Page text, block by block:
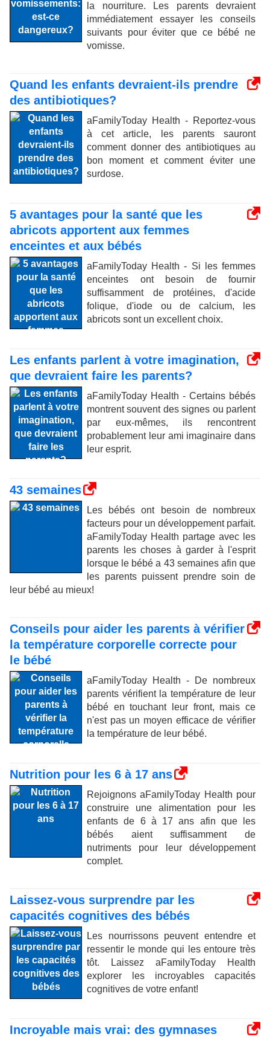
la nourriture. Les parents devraient
immédiatement essayer les conseils
suivants pour éviter que ce bébé ne
vomisse.
Quand les enfants devraient-ils prendre
des antibiotiques?
aFamilyToday Health - Reportez-vous
à cet article, les parents sauront
comment donner des antibiotiques au
bon moment et comment éviter une
surdose.
5 avantages pour la santé que les
abricots apportent aux femmes
enceintes et aux bébés
aFamilyToday Health - Si les femmes
enceintes ont besoin de fournir
suffisamment de protéines, d'acide
folique, d'iode ou de calcium, les
abricots sont un excellent choix.
Les enfants parlent à votre imagination,
que devraient faire les parents?
aFamilyToday Health - Certains bébés
montrent souvent des signes ou parlent
par eux-mêmes, ils rencontrent
probablement leur ami imaginaire dans
leur esprit.
43 semaines
Les bébés ont besoin de nombreux
facteurs pour un développement parfait.
aFamilyToday Health partage avec les
parents les choses à garder à l'esprit
lorsque le bébé a 43 semaines afin que
les parents puissent prendre soin de
leur bébé au mieux!
Conseils pour aider les parents à vérifier
la température corporelle correcte pour
le bébé
aFamilyToday Health - De nombreux
parents vérifient la température de leur
bébé en touchant leur front, mais ce
n'est pas un moyen efficace de vérifier
la température de leur bébé.
Nutrition pour les 6 à 17 ans
Rejoignons aFamilyToday Health pour
construire une alimentation pour les
enfants de 6 à 17 ans afin que les
bébés aient suffisamment de
nutriments pour leur développement
complet.
Laissez-vous surprendre par les
capacités cognitives des bébés
Les nourrissons peuvent entendre et
ressentir le monde qui les entoure très
tôt. Laissez aFamilyToday Health
explorer les incroyables capacités
cognitives de votre enfant!
Incroyable mais vrai: des gymnases